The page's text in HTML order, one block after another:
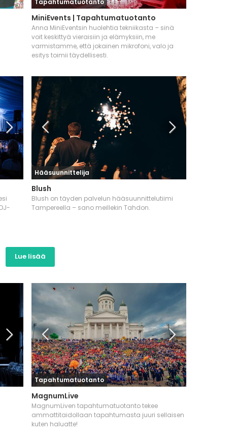
MiniEvents | Tapahtumatuotanto
Anna MiniEventsin huolehtia tekniikasta – sinä
voit keskittyä vieraisiin ja elämyksiin, me
varmistamme, että jokainen mikrofoni, valo ja
esitys toimii täydellisesti.
Hääsuunnittelija
Blush
Blush on täyden palvelun hääsuunnittelutiimi
Tampereella – sano meillekin Tahdon.
Lue lisää
Tapahtumatuotanto
MagnumLive
MagnumLiven tapahtumatuotanto tekee
ammattitaidollaan tapahtumasta juuri sellaisen
kuten haluatte!